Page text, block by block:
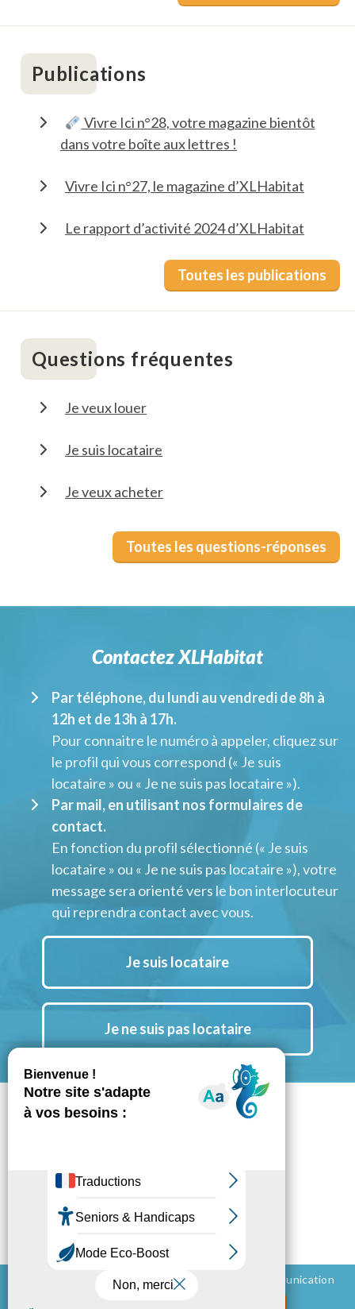
Publications
Vivre Ici n°28, votre magazine bientôt
dans votre boîte aux lettres !
Vivre Ici n°27, le magazine d’XLHabitat
Le rapport d’activité 2024 d’XLHabitat
Toutes les publications
Questions fréquentes
Je veux louer
Je suis locataire
Je veux acheter
Toutes les questions-réponses
Contactez XLHabitat
Par téléphone, du lundi au vendredi de 8h à
12h et de 13h à 17h.
Pour connaitre le numéro à appeler, cliquez sur
le profil qui vous correspond (« Je suis
locataire » ou « Je ne suis pas locataire »).
Par mail, en utilisant nos formulaires de
contact.
En fonction du profil sélectionné (« Je suis
locataire » ou « Je ne suis pas locataire »), votre
message sera orienté vers le bon interlocuteur
qui reprendra contact avec vous.
Je suis locataire
Je ne suis pas locataire
Notre actu LinkedIn
Mentions légales
Politique de confidentialité
Conception et réalisation - 2026 © BluePalm Communication